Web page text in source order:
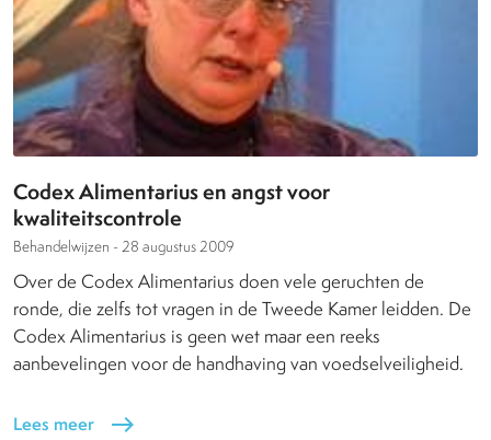
Codex Alimentarius en angst voor
kwaliteitscontrole
Behandelwijzen - 28 augustus 2009
Over de Codex Alimentarius doen vele geruchten de
ronde, die zelfs tot vragen in de Tweede Kamer leidden. De
Codex Alimentarius is geen wet maar een reeks
aanbevelingen voor de handhaving van voedselveiligheid.
Lees meer east